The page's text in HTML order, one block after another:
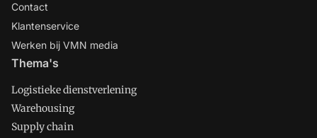
Contact
Klantenservice
Werken bij VMN media
Thema's
Logistieke dienstverlening
Warehousing
Supply chain